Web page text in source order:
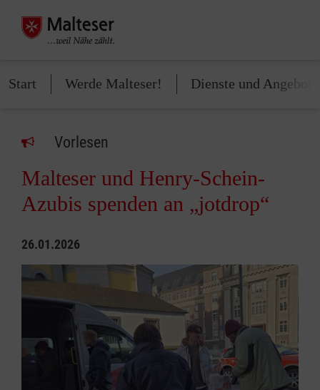
Start Werde Malteser! Dienste und Angebote
Vorlesen
Malteser und Henry-Schein-
Azubis spenden an „jotdrop“
26.01.2026